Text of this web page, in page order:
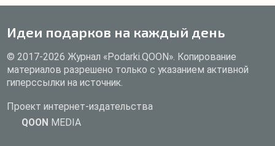
Идеи подарков на каждый день
© 2017-2026 Журнал «Podarki.QOON». Копирование
материалов разрешено только с указанием активной
гиперссылки на источник.
Проект интернет-издательства
QOON MEDIA